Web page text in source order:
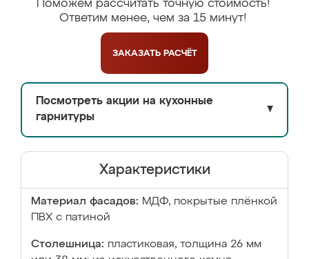
Поможем рассчитать точную стоимость!
Ответим менее, чем за 15 минут!
ЗАКАЗАТЬ РАСЧЁТ
Посмотреть акции на кухонные
гарнитуры
▼
Характеристики
Материал фасадов: МДФ, покрытые плёнкой
ПВХ с патиной
Столешница: пластиковая, толщина 26 мм